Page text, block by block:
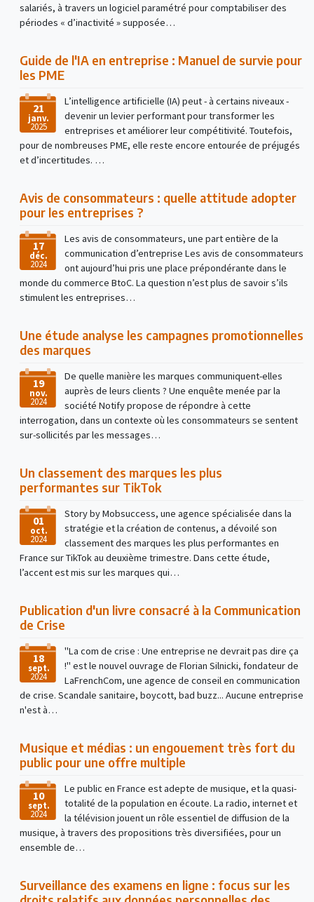
salariés, à travers un logiciel paramétré pour comptabiliser des
périodes « d’inactivité » supposée…
Guide de l'IA en entreprise : Manuel de survie pour
les PME
21
janv.
2025
L’intelligence artificielle (IA) peut - à certains niveaux -
devenir un levier performant pour transformer les
entreprises et améliorer leur compétitivité. Toutefois,
pour de nombreuses PME, elle reste encore entourée de préjugés
et d’incertitudes. …
Avis de consommateurs : quelle attitude adopter
pour les entreprises ?
17
déc.
2024
Les avis de consommateurs, une part entière de la
communication d’entreprise Les avis de consommateurs
ont aujourd’hui pris une place prépondérante dans le
monde du commerce BtoC. La question n’est plus de savoir s’ils
stimulent les entreprises…
Une étude analyse les campagnes promotionnelles
des marques
19
nov.
2024
De quelle manière les marques communiquent-elles
auprès de leurs clients ? Une enquête menée par la
société Notify propose de répondre à cette
interrogation, dans un contexte où les consommateurs se sentent
sur-sollicités par les messages…
Un classement des marques les plus
performantes sur TikTok
01
oct.
2024
Story by Mobsuccess, une agence spécialisée dans la
stratégie et la création de contenus, a dévoilé son
classement des marques les plus performantes en
France sur TikTok au deuxième trimestre. Dans cette étude,
l’accent est mis sur les marques qui…
Publication d'un livre consacré à la Communication
de Crise
18
sept.
2024
"La com de crise : Une entreprise ne devrait pas dire ça
!" est le nouvel ouvrage de Florian Silnicki, fondateur de
LaFrenchCom, une agence de conseil en communication
de crise. Scandale sanitaire, boycott, bad buzz... Aucune entreprise
n'est à…
Musique et médias : un engouement très fort du
public pour une offre multiple
10
sept.
2024
Le public en France est adepte de musique, et la quasi-
totalité de la population en écoute. La radio, internet et
la télévision jouent un rôle essentiel de diffusion de la
musique, à travers des propositions très diversifiées, pour un
ensemble de…
Surveillance des examens en ligne : focus sur les